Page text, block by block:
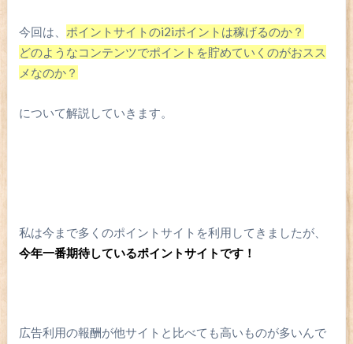
今回は、 ポイントサイトのi2iポイントは稼げるのか？
どのようなコンテンツでポイントを貯めていくのがおスス
メなのか？
について解説していきます。
私は今まで多くのポイントサイトを利用してきましたが、
今年一番期待しているポイントサイトです！
広告利用の報酬が他サイトと比べても高いものが多いんで